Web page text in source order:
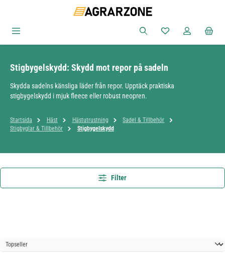
Du har 0 objekt i
Stigbygelskydd: Skydd mot repor på sadeln
Skydda sadelns känsliga läder från repor. Upptäck praktiska
stigbygelskydd i mjuk fleece eller robust neopren.
Startsida Häst Hästutrustning
Sadel & Tillbehör
Stigbyglar & Tillbehör
Stigbygelskydd
Filter